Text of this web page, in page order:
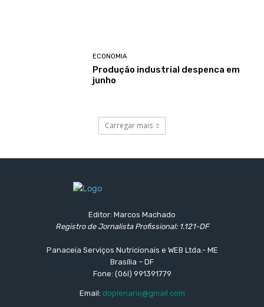
ECONOMIA
Produção industrial despenca em
junho
Carregar mais
Editor: Marcos Machado
Registro de Jornalista Profissional: 1.121-DF
Panaceia Serviços Nutricionais e WEB Ltda.- ME
Brasília – DF
Fone: (06l) 991391779
Email: doplenario@gmail.com